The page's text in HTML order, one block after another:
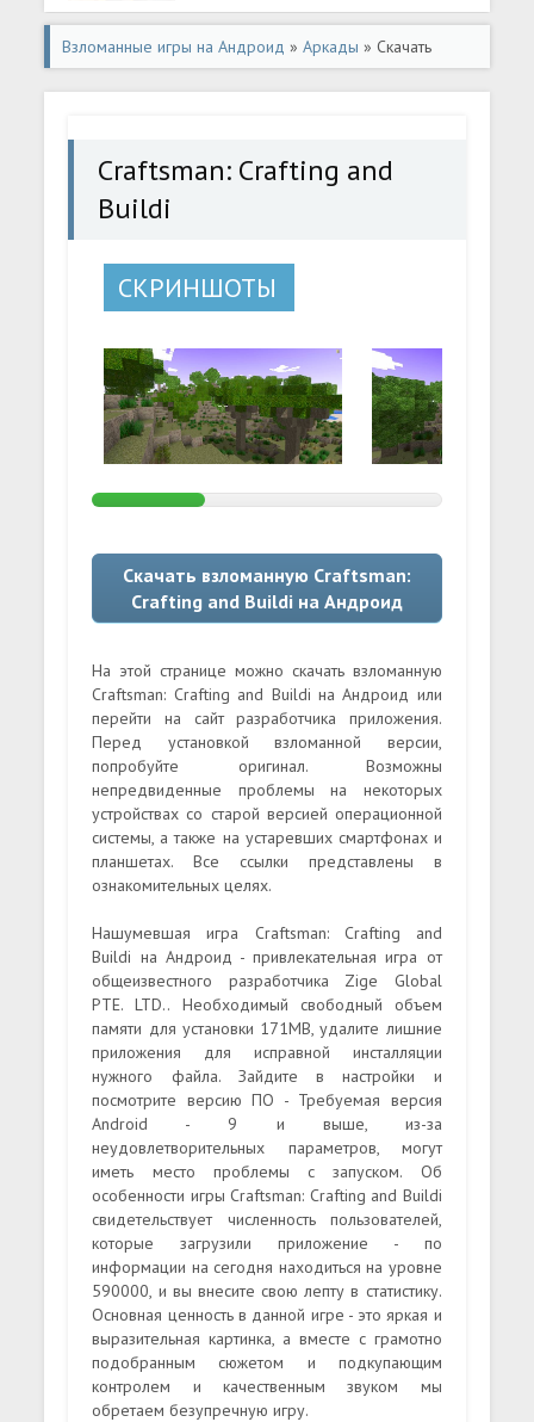
Взломанные игры на Андроид »Аркады » Скачать
Craftsman: Crafting and Buildi (Много монет) на Андроид
Craftsman: Crafting and
Buildi
СКРИНШОТЫ
Скачать взломанную Craftsman:
Crafting and Buildi на Андроид
На этой странице можно скачать взломанную
Craftsman: Crafting and Buildi на Андроид или
перейти на сайт разработчика приложения.
Перед установкой взломанной версии,
попробуйте оригинал. Возможны
непредвиденные проблемы на некоторых
устройствах со старой версией операционной
системы, а также на устаревших смартфонах и
планшетах. Все ссылки представлены в
ознакомительных целях.
Нашумевшая игра Craftsman: Crafting and
Buildi на Андроид - привлекательная игра от
общеизвестного разработчика Zige Global
PTE. LTD.. Необходимый свободный объем
памяти для установки 171MB, удалите лишние
приложения для исправной инсталляции
нужного файла. Зайдите в настройки и
посмотрите версию ПО - Требуемая версия
Android - 9 и выше, из-за
неудовлетворительных параметров, могут
иметь место проблемы с запуском. Об
особенности игры Craftsman: Crafting and Buildi
свидетельствует численность пользователей,
которые загрузили приложение - по
информации на сегодня находиться на уровне
590000, и вы внесите свою лепту в статистику.
Основная ценность в данной игре - это яркая и
выразительная картинка, а вместе с грамотно
подобранным сюжетом и подкупающим
контролем и качественным звуком мы
обретаем безупречную игру.